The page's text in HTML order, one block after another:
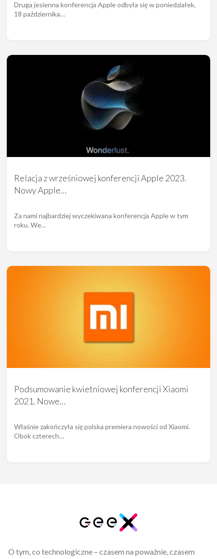
Druga jesienna konferencja Apple odbyła się w poniedziałek,
18 października…
Relacja z wrześniowej konferencji Apple 2023.
Nowy Apple…
Za nami najbardziej wyczekiwana konferencja Apple w tym
roku. We…
Podsumowanie kwietniowej konferencji Xiaomi
2021. Nowe…
Właśnie zakończyła się polska premiera nowości od Xiaomi.
Obok czterech…
O tym, co technologiczne – czasem na poważnie, czasem